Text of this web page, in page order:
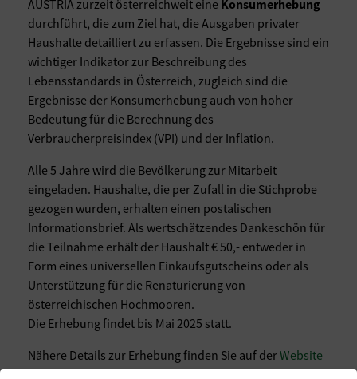
AUSTRIA zurzeit österreichweit eine Konsumerhebung
durchführt, die zum Ziel hat, die Ausgaben privater
Haushalte detailliert zu erfassen. Die Ergebnisse sind ein
wichtiger Indikator zur Beschreibung des
Lebensstandards in Österreich, zugleich sind die
Ergebnisse der Konsumerhebung auch von hoher
Bedeutung für die Berechnung des
Verbraucherpreisindex (VPI) und der Inflation.
Alle 5 Jahre wird die Bevölkerung zur Mitarbeit
eingeladen. Haushalte, die per Zufall in die Stichprobe
gezogen wurden, erhalten einen postalischen
Informationsbrief. Als wertschätzendes Dankeschön für
die Teilnahme erhält der Haushalt € 50,- entweder in
Form eines universellen Einkaufsgutscheins oder als
Unterstützung für die Renaturierung von
österreichischen Hochmooren.
Die Erhebung findet bis Mai 2025 statt.
Nähere Details zur Erhebung finden Sie auf derWebsite
oder unter 01-71128 DW 8338 bzw. unter